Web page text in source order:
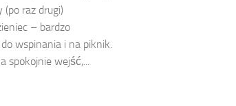
raz drugi)
– bardzo
wspinania i na piknik.
spokojnie wejść,...